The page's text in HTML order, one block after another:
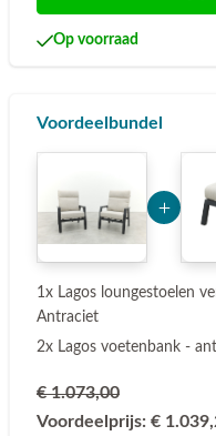
Op voorraad
Voordeelbundel
1x Lagos loungestoelen
Antraciet
2x Lagos voetenbank -
€ 1.073,00
Voordeelprijs: €